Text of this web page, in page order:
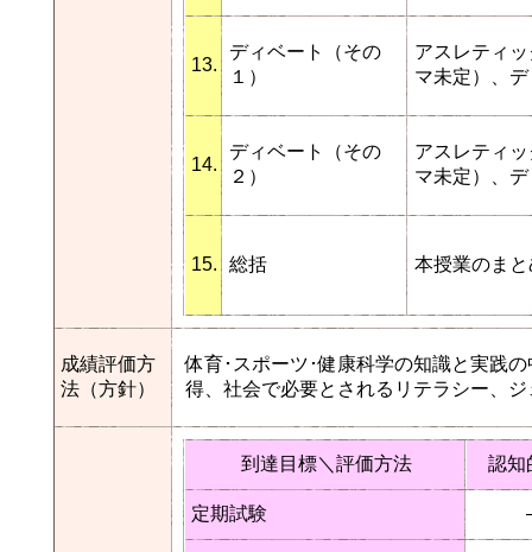
13.
ディベート（その
１）
アスレティ
マ未定）、
14.
ディベート（その
２）
アスレティ
マ未定）、
15. 総括 本授業のまと
成績評価方
法（方針）
体育･スポーツ･健康科学の知識と実践
得、社会で必要とされるリテラシー、
到達目標＼評価方法 認知
定期試験